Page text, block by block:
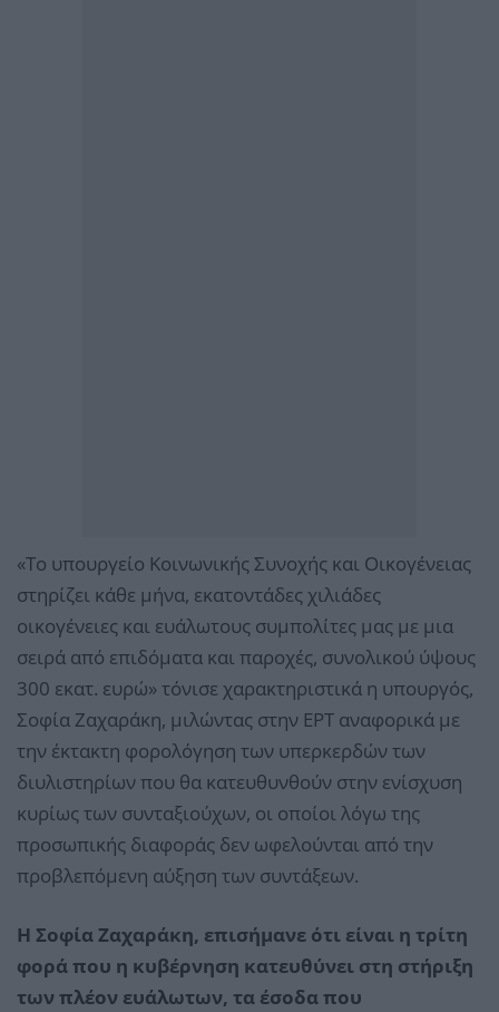
«Το υπουργείο Κοινωνικής Συνοχής και Οικογένειας
στηρίζει κάθε μήνα, εκατοντάδες χιλιάδες
οικογένειες και ευάλωτους συμπολίτες μας με μια
σειρά από επιδόματα και παροχές, συνολικού ύψους
300 εκατ. ευρώ» τόνισε χαρακτηριστικά η υπουργός,
Σοφία Ζαχαράκη, μιλώντας στην ΕΡΤ αναφορικά με
την έκτακτη φορολόγηση των υπερκερδών των
διυλιστηρίων που θα κατευθυνθούν στην ενίσχυση
κυρίως των συνταξιούχων, οι οποίοι λόγω της
προσωπικής διαφοράς δεν ωφελούνται από την
προβλεπόμενη αύξηση των συντάξεων.
Η Σοφία Ζαχαράκη, επισήμανε ότι είναι η τρίτη
φορά που η κυβέρνηση κατευθύνει στη στήριξη
των πλέον ευάλωτων, τα έσοδα που